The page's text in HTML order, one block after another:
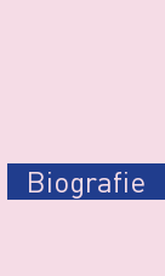
Biografie